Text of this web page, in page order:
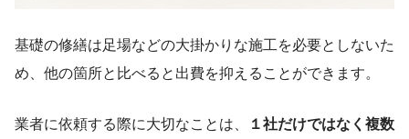
基礎の修繕は足場などの大掛かりな施工を必要としないた
め、他の箇所と比べると出費を抑えることができます。
業者に依頼する際に大切なことは、
１社だけではなく複数